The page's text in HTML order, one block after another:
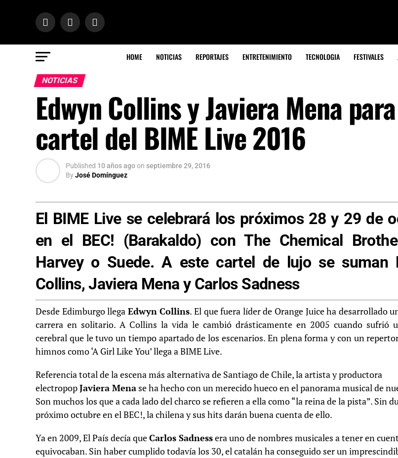
HOME NOTICIAS REPORTAJES ENTRETENIMIENTO TECNOLOGIA FESTIVALES
NOTICIAS
Edwyn Collins y Javiera Mena
cartel del BIME Live 2016
Published 10 años agoon septiembre 29, 2016
ByJosé Domínguez
El BIME Live se celebrará los próximos 28 y 29 de
en el BEC! (Barakaldo) con The Chemical
Harvey o Suede. A este cartel de lujo se suman
Collins, Javiera Mena y Carlos Sadness
Desde Edimburgo llega Edwyn Collins. El que fuera líder de Orange Juice ha desarrollado
carrera en solitario. A Collins la vida le cambió drásticamente en 2005 cuando sufrió
cerebral que le tuvo un tiempo apartado de los escenarios. En plena forma y con un
himnos como ‘A Girl Like You’ llega a BIME Live.
Referencia total de la escena más alternativa de Santiago de Chile, la artista y productora
electropopJaviera Mena se ha hecho con un merecido hueco en el panorama musical de
Son muchos los que a cada lado del charco se refieren a ella como “la reina de la pista”. Sin
próximo octubre en el BEC!, la chilena y sus hits darán buena cuenta de ello.
Ya en 2009, El País decía queCarlos Sadnessera uno de nombres musicales a tener en
equivocaban. Sin haber cumplido todavía los 30, el catalán ha conseguido ser un